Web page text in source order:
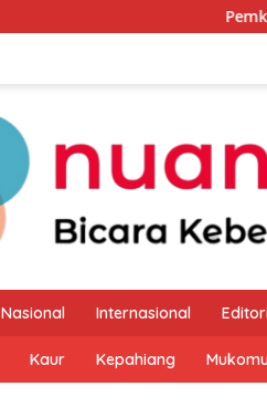
Pemkab Kaur
Nasional Internasional
Kaur Kepahiang